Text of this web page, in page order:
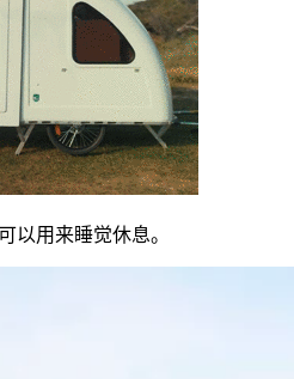
以用来睡觉休息。